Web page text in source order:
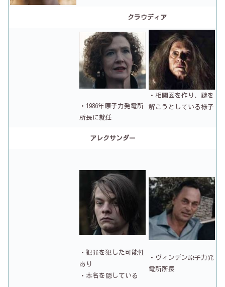
クラウディア
・1986年原子力発電所
所長に就任
・相関図を作り、謎を
解こうとしている様子
アレクサンダー
・犯罪を犯した可能性
あり
・本名を隠している
・ヴィンデン原子力発
電所所長